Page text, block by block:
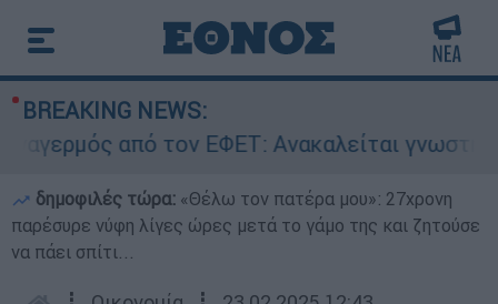
BREAKING NEWS:
από τον ΕΦΕΤ: Ανακαλείται γνωστή
δημοφιλές τώρα: «Θέλω τον πατέρα μου»: 27χρονη
παρέσυρε νύφη λίγες ώρες μετά το γάμο της και ζητούσε
να πάει σπίτι...